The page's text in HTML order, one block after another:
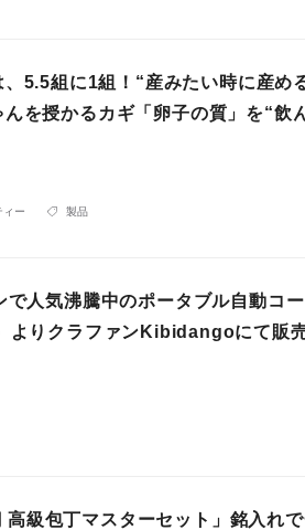
5.5組に1組！“産みたい時に産め
を授かるカギ「卵子の質」を“飲
ィー 製品
人気沸騰中のポータブル自動コ
よりクラファンKibidangoにて販
級包丁マスターセット」銘入れ